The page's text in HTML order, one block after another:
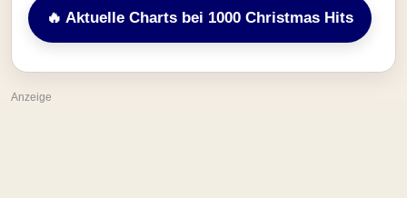
🔥 Aktuelle Charts bei 1000 Christmas Hits
Anzeige